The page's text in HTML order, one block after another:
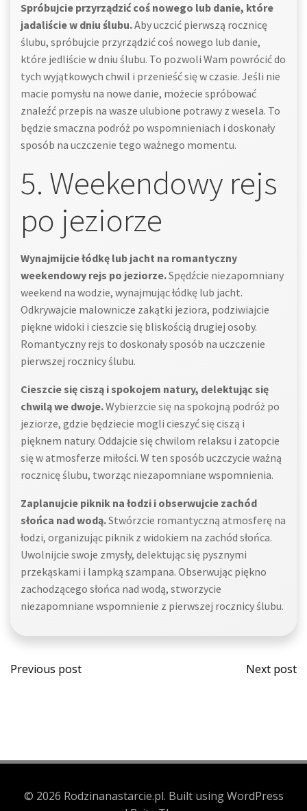
Spróbujcie przyrządzić coś nowego lub danie, które
jadaliście w dniu ślubu.Aby uczcić pierwszą rocznicę
ślubu, spróbujcie przyrządzić coś nowego lub danie,
które jedliście w dniu ślubu. To pozwoli Wam powrócić do
tych wyjątkowych chwil i przenieść się w czasie. Jeśli nie
macie pomysłu na nowe danie, możecie spróbować
znaleźć przepis na wasze ulubione potrawy z wesela. To
będzie smaczna podróż po wspomnieniach i doskonały
sposób na uczczenie tego ważnego momentu.
5. Weekendowy rejs
po jeziorze
Wynajmijcie łódkę lub jacht na romantyczny
weekendowy rejs po jeziorze.Spędźcie niezapomniany
weekend na wodzie, wynajmując łódkę lub jacht.
Odkrywajcie malownicze zakątki jeziora, podziwiajcie
piękne widoki i cieszcie się bliskością drugiej osoby.
Romantyczny rejs to doskonały sposób na uczczenie
pierwszej rocznicy ślubu.
Cieszcie się ciszą i spokojem natury, delektując się
chwilą we dwoje.Wybierzcie się na spokojną podróż po
jeziorze, gdzie będziecie mogli cieszyć się ciszą i
pięknem natury. Oddajcie się chwilom relaksu i zatopcie
się w atmosferze miłości. W ten sposób uczczycie ważną
rocznicę ślubu, tworząc niezapomniane wspomnienia.
Zaplanujcie piknik na łodzi i obserwujcie zachód
słońca nad wodą.Stwórzcie romantyczną atmosferę na
łodzi, organizując piknik z widokiem na zachód słońca.
Uwolnijcie swoje zmysły, delektując się pysznymi
przekąskami i lampką szampana. Obserwując piękno
zachodzącego słońca nad wodą, stworzycie
niezapomniane wspomnienie z pierwszej rocznicy ślubu.
Post
Previous post
Post
Next post
© 2026 Rodzinanastarcie.pl. Built using WordPress